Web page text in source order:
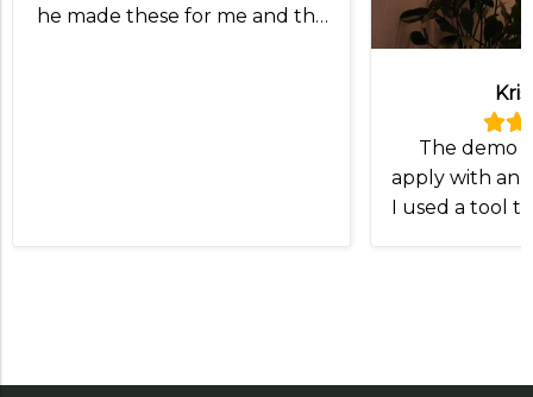
he made these for me and the
The demo
apply with an
I used a tool